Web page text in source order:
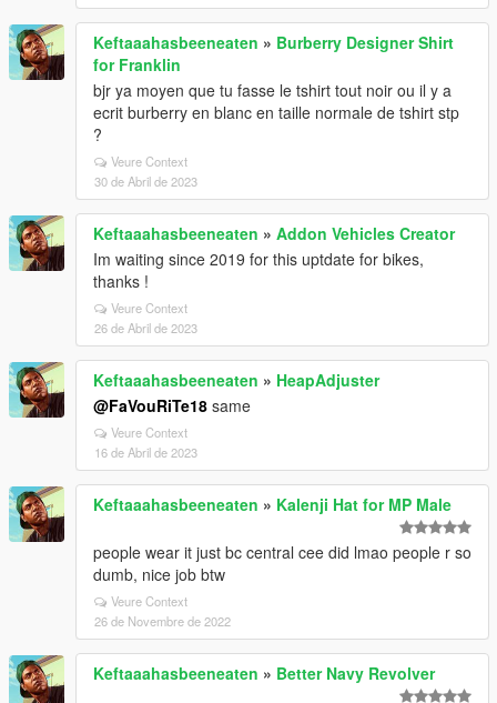
Keftaaahasbeeneaten » Burberry Designer Shirt
for Franklin
bjr ya moyen que tu fasse le tshirt tout noir ou il y a
ecrit burberry en blanc en taille normale de tshirt stp
?
Veure Context
30 de Abril de 2023
Keftaaahasbeeneaten » Addon Vehicles Creator
Im waiting since 2019 for this uptdate for bikes,
thanks !
Veure Context
26 de Abril de 2023
Keftaaahasbeeneaten » HeapAdjuster
@FaVouRiTe18 same
Veure Context
16 de Abril de 2023
Keftaaahasbeeneaten » Kalenji Hat for MP Male
people wear it just bc central cee did lmao people r so
dumb, nice job btw
Veure Context
26 de Novembre de 2022
Keftaaahasbeeneaten » Better Navy Revolver